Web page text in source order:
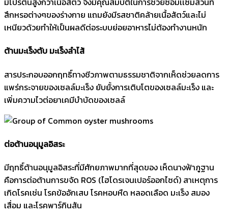
สึกหรอต่างๆของร่างกาย แถมยังมีรสชาติคล้ายเนื้อสัตว์และไม่
เหนียวด้วยทำให้เป็นผลดีต่อระบบย่อยอาหารไม่ต้องทำงานหนัก
ต้านมะเร็งตับ มะเร็งลำไส้
สารประกอบออกฤทธิ์ทางชีวภาพตามธรรมชาติจากเห็ดช่วยลดการ
แพร่กระจายของเซลล์มะเร็ง ยับยั้งการเติบโตของเซลล์มะเร็ง และ
เพิ่มความไวต่อยาเคมีบำบัดของเซลล์
ต่อต้านอนุมูลอิสระ
มีฤทธิ์ต้านอนุมูลอิสระที่มีศักยภาพมากที่สุดของ เห็ดนางฟ้าภูฐาน
คือการต่อต้านการขจัด ROS (ไฮโดรเจนเปอร์ออกไซด์) สาเหตุการ
เกิดโรคเช่น โรคข้ออักเสบ โรคหอบหืด หลอดเลือด มะเร็ง สมอง
เสื่อม และโรคพาร์กินสัน